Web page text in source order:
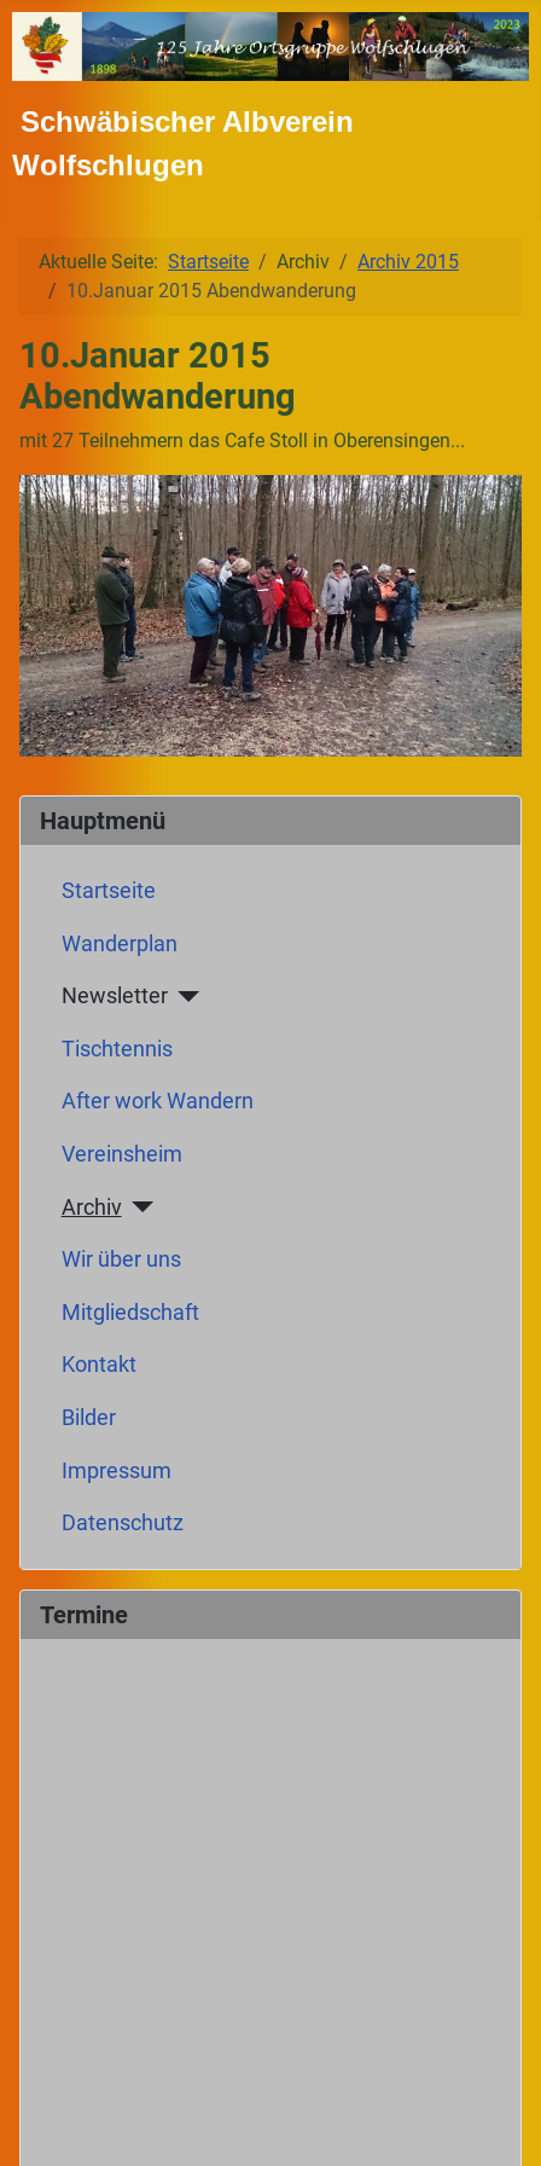
Schwäbischer Albverein
Wolfschlugen
Hauptmenü
Startseite
Wanderplan
Newsletter
Tischtennis
After work Wandern
Vereinsheim
Archiv
Wir über uns
Mitgliedschaft
Kontakt
Bilder
Impressum
Datenschutz
Termine
Aktuelle Seite: Startseite Archiv
Archiv 2015
10.Januar 2015 Abendwanderung
10.Januar 2015
Abendwanderung
mit 27 Teilnehmern das Cafe Stoll in Oberensingen...